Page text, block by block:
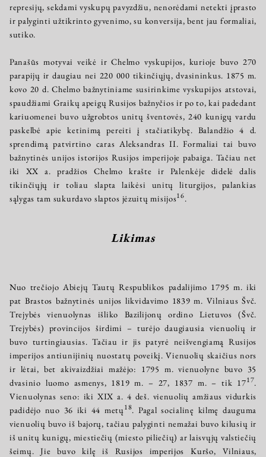
represijų, sekdami vyskupų pavyzdžiu, nenorėdami netekti įprasto
ir palyginti užtikrinto gyvenimo, su konversija, bent jau formaliai,
sutiko.
Panašūs motyvai veikė ir Chelmo vyskupijos, kurioje buvo 270
parapijų ir daugiau nei 220 000 tikinčiųjų, dvasininkus. 1875 m.
kovo 20 d. Chelmo bažnytiniame susirinkime vyskupijos atstovai,
spaudžiami Graikų apeigų Rusijos bažnyčios ir po to, kai padedant
kariuomenei buvo užgrobtos unitų šventovės, 240 kunigų vardu
paskelbė apie ketinimą pereiti į stačiatikybę. Balandžio 4 d.
sprendimą patvirtino caras Aleksandras II. Formaliai tai buvo
bažnytinės unijos istorijos Rusijos imperijoje pabaiga. Tačiau net
iki XX a. pradžios Chelmo krašte ir Palenkėje didelė dalis
tikinčiųjų ir toliau slapta laikėsi unitų liturgijos, palankias
sąlygas tam sukurdavo slaptos jėzuitų misijos16.
Likimas
Nuo trečiojo Abiejų Tautų Respublikos padalijimo 1795 m. iki
pat Brastos bažnytinės unijos likvidavimo 1839 m. Vilniaus Švč.
Trejybės vienuolynas išliko Bazilijonų ordino Lietuvos (Švč.
Trejybės) provincijos širdimi – turėjo daugiausia vienuolių ir
buvo turtingiausias. Tačiau ir jis patyrė neišvengiamą Rusijos
imperijos antiunijinių nuostatų poveikį. Vienuolių skaičius nors
ir lėtai, bet akivaizdžiai mažėjo: 1795 m. vienuolyne buvo 35
dvasinio luomo asmenys, 1819 m. – 27, 1837 m. – tik 1717.
Vienuolynas seno: iki ХІХ a. 4 deš. vienuolių amžiaus vidurkis
padidėjo nuo 36 iki 44 metų18. Pagal socialinę kilmę dauguma
vienuolių buvo iš bajorų, tačiau palyginti nemažai buvo kilusių ir
iš unitų kunigų, miestiečių (miesto piliečių) ar laisvųjų valstiečių
šeimų. Jie buvo kilę iš Rusijos imperijos Kuršo, Vilniaus,